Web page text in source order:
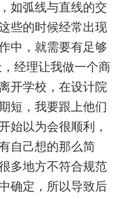
如弧线与直线的交
些的时候经常出现
中，就需要有足够
经理让我做一个商
开学校，在设计院
短，我要跟上他们
始以为会很顺利，
自己想的那么简
多地方不符合规范
确定，所以导致后